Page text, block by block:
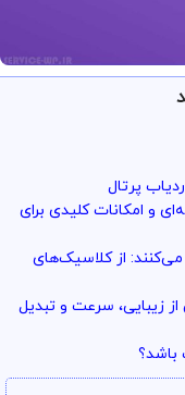
استفاده کنی
پرتال
و امکانات کلیدی برای
از کلاسیک‌های
زیبایی، سرعت و تبدیل
باشد؟